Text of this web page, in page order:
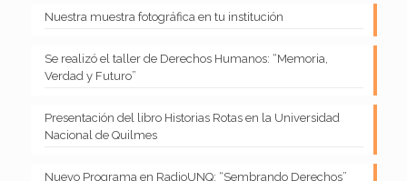
Nuestra muestra fotográfica en tu institución
Se realizó el taller de Derechos Humanos: “Memoria,
Verdad y Futuro”
Presentación del libro Historias Rotas en la Universidad
Nacional de Quilmes
Nuevo Programa en RadioUNQ: “Sembrando Derechos”